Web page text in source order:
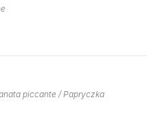
piccante / Papryczka